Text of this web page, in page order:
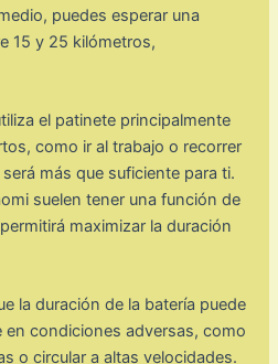
puedes esperar una
15 y 25 kilómetros,
el patinete principalmente
como ir al trabajo o recorrer
más que suficiente para ti.
suelen tener una función de
maximizar la duración
la duración de la batería puede
en condiciones adversas, como
o circular a altas velocidades.